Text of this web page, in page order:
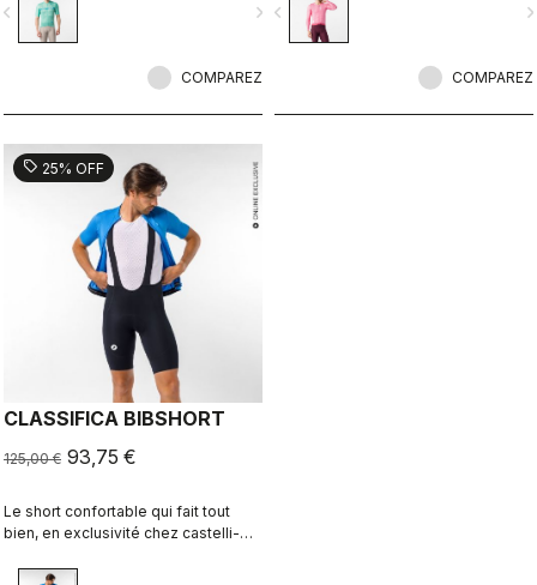
navigate_next
COMPAREZ
navigate_before
COMPAREZ
sell 25% OFF
CLASSIFICA BIBSHORT
125,00 € 93,75 €
Le short confortable qui fait tout
bien, en exclusivité chez castelli-